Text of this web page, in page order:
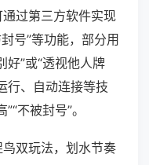
过第三方软件实现
号”等功能，部分用
好”或“透视他人牌
行、自动连接等技
不被封号”。
双玩法，划水节奏